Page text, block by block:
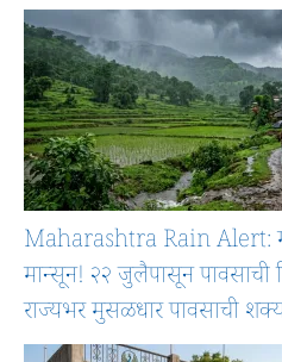
Maharashtra Rain Alert:
मान्सून! २२ जुलैपासून पावसाची
राज्यभर मुसळधार पावसाची